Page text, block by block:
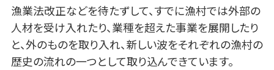
漁業法改正などを待たずして、すでに漁村では外部の
人材を受け入れたり、業種を超えた事業を展開したり
と、外のものを取り入れ、新しい波をそれぞれの漁村の
歴史の流れの一つとして取り込んできています。